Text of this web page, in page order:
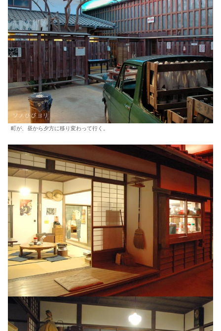
町が、昼から夕方に移り変わって行く。